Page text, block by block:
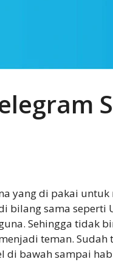
yang di pakai
bilang sama seperti
Sehingga tidak
teman. Sudah
di bawah sampai